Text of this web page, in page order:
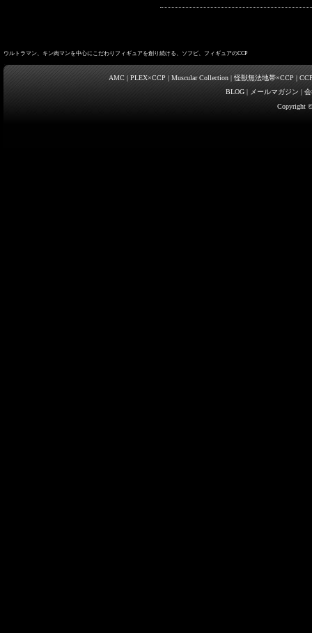
ウルトラマン、キン肉マンを中心にこだわりフィギュアを創り続ける、ソフビ、フィギュアのCCP
AMC| PLEX×CCP| Muscular Collection|怪獣無法地帯×CCP|
BLOG | メールマガジン |
Copyright